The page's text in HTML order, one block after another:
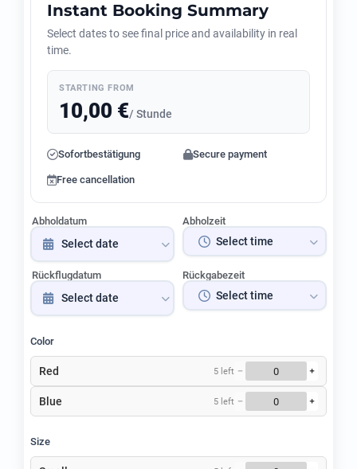
Instant Booking Summary
Select dates to see final price and availability in real
time.
STARTING FROM
10,00 €/ Stunde
Sofortbestätigung Secure payment
Free cancellation
Abholdatum Abholzeit
Rückflugdatum Rückgabezeit
Color
Red 5 left − +
Blue 5 left − +
Size